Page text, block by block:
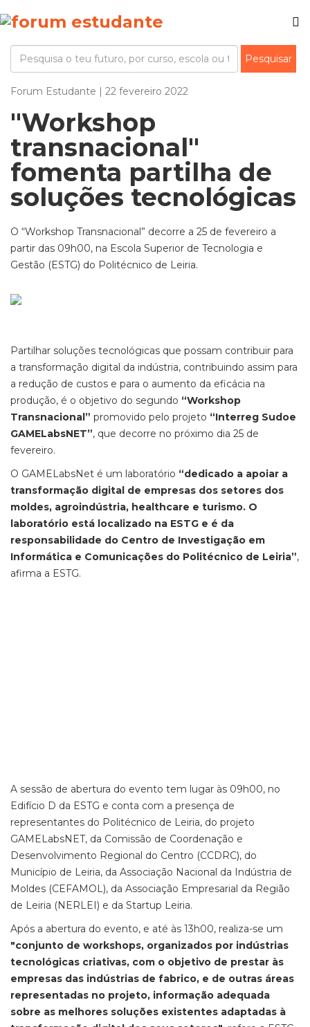
Forum Estudante | 22 fevereiro 2022
"Workshop
transnacional"
fomenta partilha de
soluções tecnológicas
O “Workshop Transnacional” decorre a 25 de fevereiro a
partir das 09h00, na Escola Superior de Tecnologia e
Gestão (ESTG) do Politécnico de Leiria.
Partilhar soluções tecnológicas que possam contribuir para
a transformação digital da indústria, contribuindo assim para
a redução de custos e para o aumento da eficácia na
produção, é o objetivo do segundo “Workshop
Transnacional” promovido pelo projeto “Interreg Sudoe
GAMELabsNET”, que decorre no próximo dia 25 de
fevereiro.
O GAMELabsNet é um laboratório “dedicado a apoiar a
transformação digital de empresas dos setores dos
moldes, agroindústria, healthcare e turismo. O
laboratório está localizado na ESTG e é da
responsabilidade do Centro de Investigação em
Informática e Comunicações do Politécnico de Leiria”,
afirma a ESTG.
A sessão de abertura do evento tem lugar às 09h00, no
Edifício D da ESTG e conta com a presença de
representantes do Politécnico de Leiria, do projeto
GAMELabsNET, da Comissão de Coordenação e
Desenvolvimento Regional do Centro (CCDRC), do
Município de Leiria, da Associação Nacional da Indústria de
Moldes (CEFAMOL), da Associação Empresarial da Região
de Leiria (NERLEI) e da Startup Leiria.
Após a abertura do evento, e até às 13h00, realiza-se um
"conjunto de workshops, organizados por indústrias
tecnológicas criativas, com o objetivo de prestar às
empresas das indústrias de fabrico, e de outras áreas
representadas no projeto, informação adequada
sobre as melhores soluções existentes adaptadas à